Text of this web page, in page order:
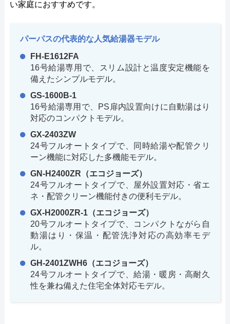
い家庭におすすめです。
パーパスの代表的な人気給湯器モデル
FH-E1612FA
16号給湯専用で、スリム設計と温度安定機能を
備えたシンプルモデル。
GS-1600B-1
16号給湯専用で、PS扉内設置向けに自動湯はり
対応のコンパクトモデル。
GX-2403ZW
24号フルオートタイプで、同時給湯や配管クリ
ーン機能に対応した多機能モデル。
GN-H2400ZR（エコジョーズ）
24号フルオートタイプで、屋外設置対応・省エ
ネ・配管クリーン機能付きの便利モデル。
GX-H2000ZR-1（エコジョーズ）
20号フルオートタイプで、コンパクトながら自
動湯はり・保温・配管洗浄対応の高効率モデ
ル。
GH-2401ZWH6（エコジョーズ）
24号フルオートタイプで、給湯・暖房・高耐久
性を兼ね備えた住宅全体対応モデル。